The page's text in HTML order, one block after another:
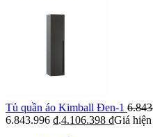
Tủ quần áo Kimball Đen-1
6.843.996 ₫.4.106.398 ₫Giá